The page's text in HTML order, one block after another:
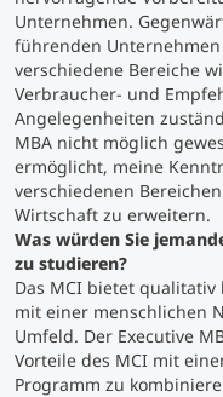
Unternehmen.
führenden
verschiedene Bereiche
Verbraucher- und
Angelegenheiten
MBA nicht möglich
ermöglicht, meine
verschiedenen
Wirtschaft zu erweitern.
Was würden Sie
zu studieren?
Das MCI bietet
mit einer menschlichen
Umfeld. Der Executive
Vorteile des MCI mit
Programm zu